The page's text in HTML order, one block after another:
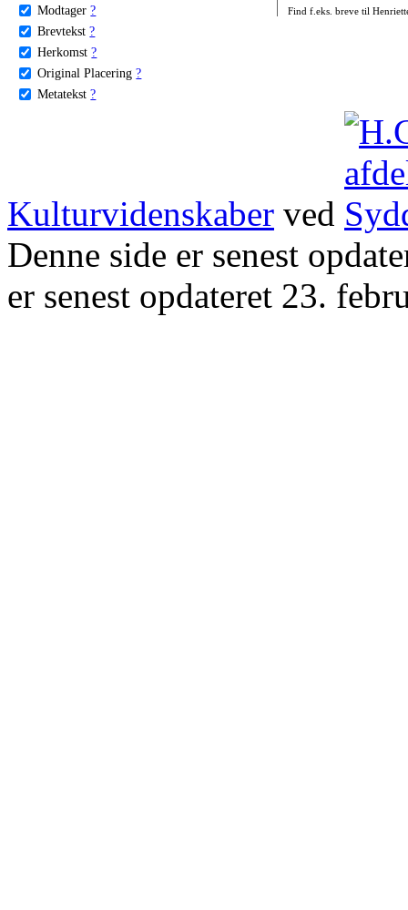
Modtager ?
Brevtekst ?
Herkomst ?
Original Placering ?
Metatekst ?
Find f.eks. breve til
Kulturvidenskaber ved
Denne side er senest
er senest opdateret 23.